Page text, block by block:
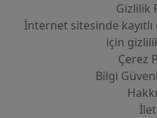
Gizlilik
İnternet sitesinde
i̇çin
Çerez
Bilgi